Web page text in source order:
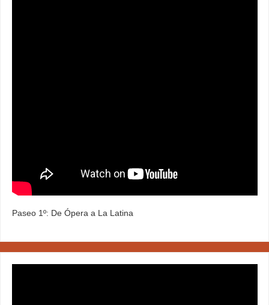
Paseo 1º: De Ópera a La Latina